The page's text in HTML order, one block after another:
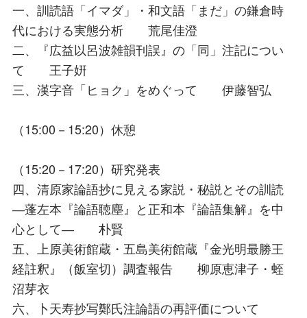
一、訓読語「イマダ」・和文語「まだ」の鎌倉時
代における実態分析 荒尾佳澄
二、『広益以呂波雑韻刊誤』の「同」注記につい
て 王子姸
三、漢字音「ヒョク」をめぐって 伊藤智弘
（15:00－15:20）休憩
（15:20－17:20）研究発表
四、清原家論語抄に見える家説・秘説とその訓読
―蓬左本『論語聴塵』と正和本『論語集解』を中
心として― 朴賢
五、上原美術館蔵・五島美術館蔵『金光明最勝王
経註釈』（飯室切）調査報告 柳原恵津子・蛭
沼芽衣
六、卜天寿抄写鄭氏注論語の再評価について